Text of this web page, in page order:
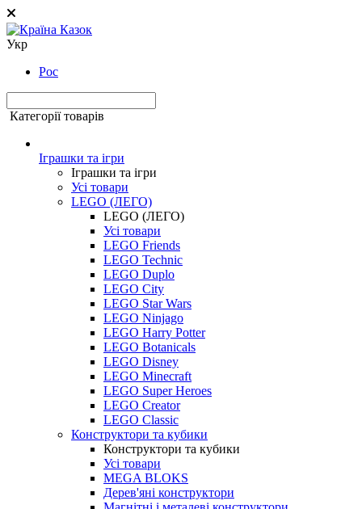
Укр
Рос
Категорії товарів
Іграшки та ігри
Іграшки та ігри
Усі товари
LEGO (ЛЕГО)
LEGO (ЛЕГО)
Усі товари
LEGO Friends
LEGO Technic
LEGO Duplo
LEGO City
LEGO Star Wars
LEGO Ninjago
LEGO Harry Potter
LEGO Botanicals
LEGO Disney
LEGO Minecraft
LEGO Super Heroes
LEGO Creator
LEGO Classic
Конструктори та кубики
Конструктори та кубики
Усі товари
MEGA BLOKS
Дерев'яні конструктори